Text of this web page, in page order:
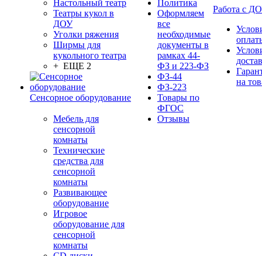
Настольный театр
Театры кукол в
ДОУ
Уголки ряжения
Ширмы для
кукольного театра
+ ЕЩЕ 2
Сенсорное оборудование
Мебель для
сенсорной
комнаты
Технические
средства для
сенсорной
комнаты
Развивающее
оборудование
Игровое
оборудование для
сенсорной
комнаты
Политика
Оформляем
все
необходимые
документы в
рамках 44-
ФЗ и 223-ФЗ
ФЗ-44
ФЗ-223
Товары по
ФГОС
Отзывы
Работа с
на